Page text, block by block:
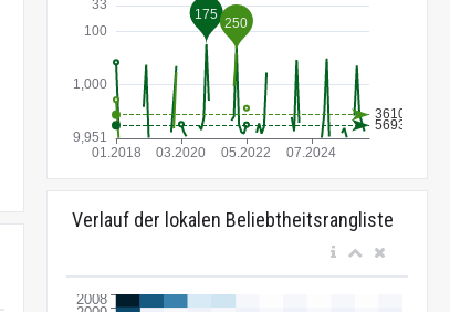
Verlauf der lokalen Beliebtheitsrangliste